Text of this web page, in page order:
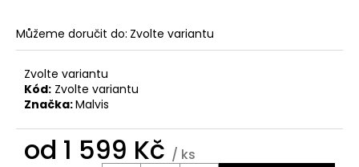
Můžeme doručit do: Zvolte variantu
Zvolte variantu
Kód: Zvolte variantu
Značka:Malvis
od 1 599 Kč / ks
u
č
u
e
m
e